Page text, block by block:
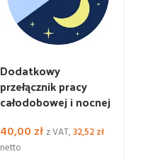
Dodatkowy
przełącznik pracy
całodobowej i nocnej
40,00 zł z VAT,32,52zł
netto